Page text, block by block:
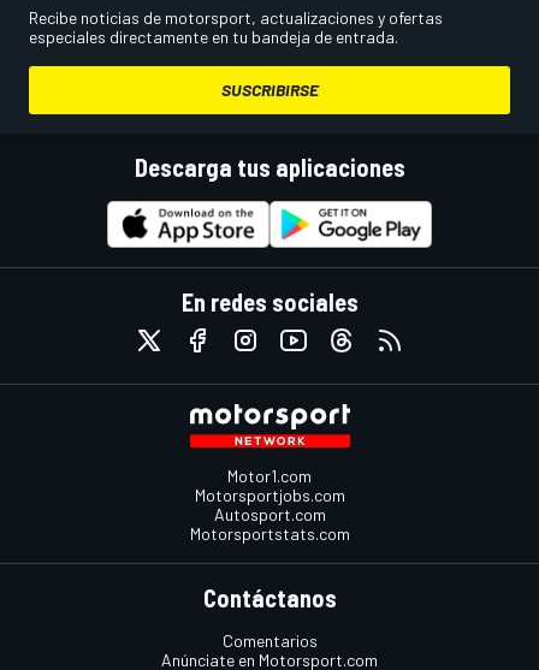
Recibe noticias de motorsport, actualizaciones y ofertas
especiales directamente en tu bandeja de entrada.
SUSCRIBIRSE
Descarga tus aplicaciones
En redes sociales
Motor1.com
Motorsportjobs.com
Autosport.com
Motorsportstats.com
Contáctanos
Comentarios
Anúnciate en Motorsport.com